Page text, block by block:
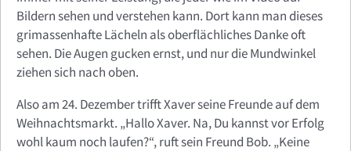
Bildern sehen und verstehen kann. Dort kann man dieses
grimassenhafte Lächeln als oberflächliches Danke oft
sehen. Die Augen gucken ernst, und nur die Mundwinkel
ziehen sich nach oben.
Also am 24. Dezember trifft Xaver seine Freunde auf dem
Weihnachtsmarkt. „Hallo Xaver. Na, Du kannst vor Erfolg
wohl kaum noch laufen?“, ruft sein Freund Bob. „Keine